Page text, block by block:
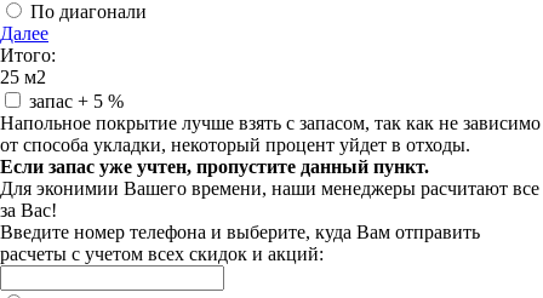
По диагонали
Далее
Итого:
25 м2
запас + 5 %
Напольное покрытие лучше взять с запасом, так как не зависимо
от способа укладки, некоторый процент уйдет в отходы.
Если запас уже учтен, пропустите данный пункт.
Для эконимии Вашего времени, наши менеджеры расчитают все
за Вас!
Введите номер телефона и выберите, куда Вам отправить
расчеты с учетом всех скидок и акций: